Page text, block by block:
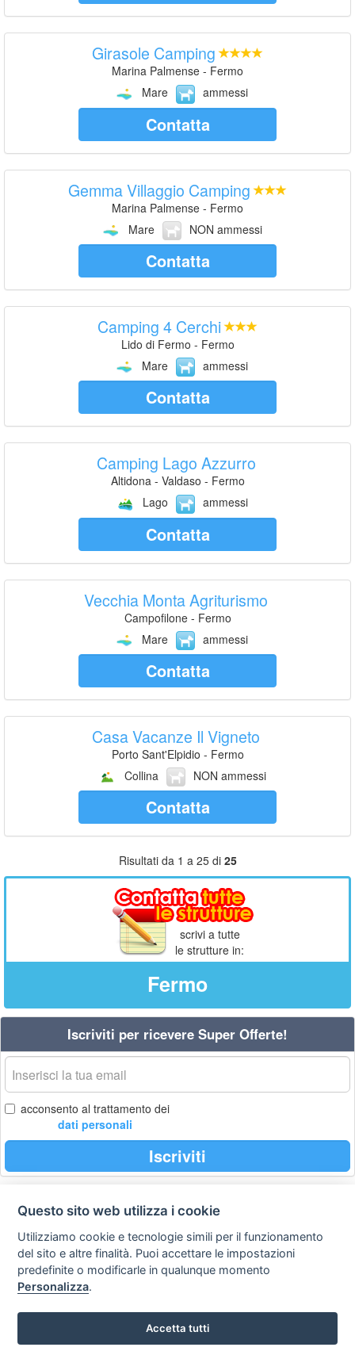
Girasole Camping
Marina Palmense - Fermo
Mare
ammessi
Contatta
Gemma Villaggio Camping
Marina Palmense - Fermo
Mare
NON ammessi
Contatta
Camping 4 Cerchi
Lido di Fermo - Fermo
Mare
ammessi
Contatta
Camping Lago Azzurro
Altidona - Valdaso - Fermo
Lago
ammessi
Contatta
Vecchia Monta Agriturismo
Campofilone - Fermo
Mare
ammessi
Contatta
Casa Vacanze Il Vigneto
Porto Sant'Elpidio - Fermo
Collina
NON ammessi
Contatta
Risultati da 1 a 25 di 25
scrivi a tutte
le strutture in:
Fermo
Iscriviti per ricevere Super Offerte!
La
tua
email
acconsento al trattamento dei
dati personali
Iscriviti
Privacy
policy
Avviso
legale
Preferenze cookie
Copyright © 2008
SVILUPPO TURISMO ITALIA S.r.L. unipersonale
P.IVA: 01665350433 - R.E.A. FM-195884 Via A. Costa, 2
Questo sito web utilizza i cookie
Utilizziamo cookie e tecnologie simili per il funzionamento
del sito e altre finalità. Puoi accettare le impostazioni
predefinite o modificarle in qualunque momento
Personalizza.
Accetta tutti